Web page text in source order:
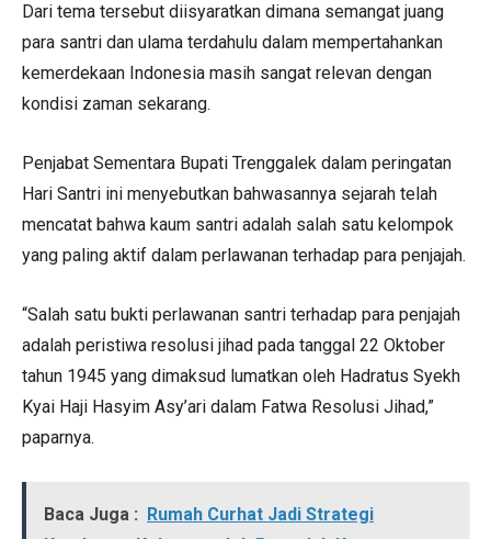
Dari tema tersebut diisyaratkan dimana semangat juang
para santri dan ulama terdahulu dalam mempertahankan
kemerdekaan Indonesia masih sangat relevan dengan
kondisi zaman sekarang.
Penjabat Sementara Bupati Trenggalek dalam peringatan
Hari Santri ini menyebutkan bahwasannya sejarah telah
mencatat bahwa kaum santri adalah salah satu kelompok
yang paling aktif dalam perlawanan terhadap para penjajah.
“Salah satu bukti perlawanan santri terhadap para penjajah
adalah peristiwa resolusi jihad pada tanggal 22 Oktober
tahun 1945 yang dimaksud lumatkan oleh Hadratus Syekh
Kyai Haji Hasyim Asy’ari dalam Fatwa Resolusi Jihad,”
paparnya.
Baca Juga : Rumah Curhat Jadi Strategi